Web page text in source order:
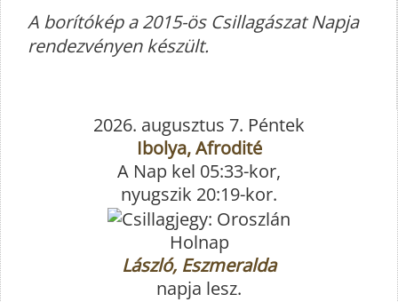
A borítókép a 2015-ös Csillagászat Napja
rendezvényen készült.
2026. augusztus 7. Péntek
Ibolya, Afrodité
A Nap kel 05:33-kor,
nyugszik 20:19-kor.
Holnap
László, Eszmeralda
napja lesz.